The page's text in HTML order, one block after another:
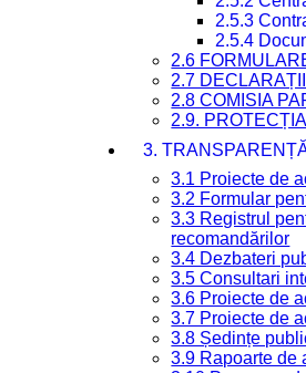
2.5.3
2.5.4
2.6
2.7
2.8 COMISIA
2.9.
3.
3.1 Proiecte de
3.2 Formular
3.3 Registrul
recomandărilor
3.4 Dezbateri
3.5 Consultari
3.6 Proiecte de
3.7 Proiecte de
3.8 Ședințe
3.9 Rapoarte de